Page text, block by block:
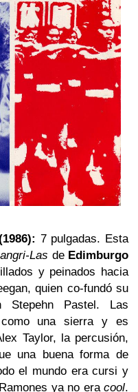
7 pulgadas. Esta
Las de Edimburgo
y peinados hacia
quien co-fundó su
Stepehn Pastel. Las
una sierra y es
Taylor, la percusión,
una buena forma de
el mundo era cursi y
ya no era cool.